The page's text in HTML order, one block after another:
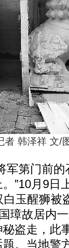
者 韩泽祥 文/
第门前的
”10月9日
玉醒狮被
璋故居内
盗走，此
。当地警